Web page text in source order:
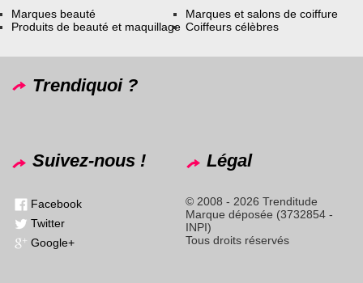
Marques beauté
Produits de beauté et maquillage
Marques et salons de coiffure
Coiffeurs célèbres
Trendiquoi ?
Suivez-nous !
Facebook
Twitter
Google+
Légal
© 2008 - 2026 Trenditude
Marque déposée (3732854 -
INPI)
Tous droits réservés